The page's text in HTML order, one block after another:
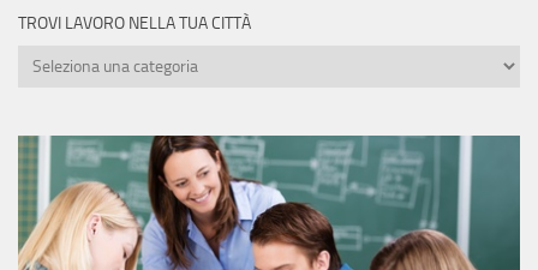
TROVI LAVORO NELLA TUA CITTÀ
Trovi
tua
città